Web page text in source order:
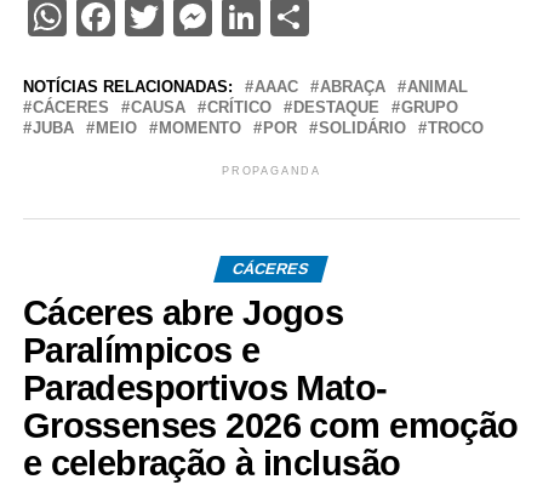
WhatsApp
Facebook
Twitter
Messenger
LinkedIn
Share
NOTÍCIAS RELACIONADAS: AAAC ABRAÇA
ANIMAL
CÁCERES
CAUSA CRÍTICO DESTAQUE
GRUPO
JUBA
MEIO MOMENTO POR SOLIDÁRIO TROCO
PROPAGANDA
CÁCERES
Cáceres abre Jogos
Paralímpicos e
Paradesportivos Mato-
Grossenses 2026 com emoção
e celebração à inclusão